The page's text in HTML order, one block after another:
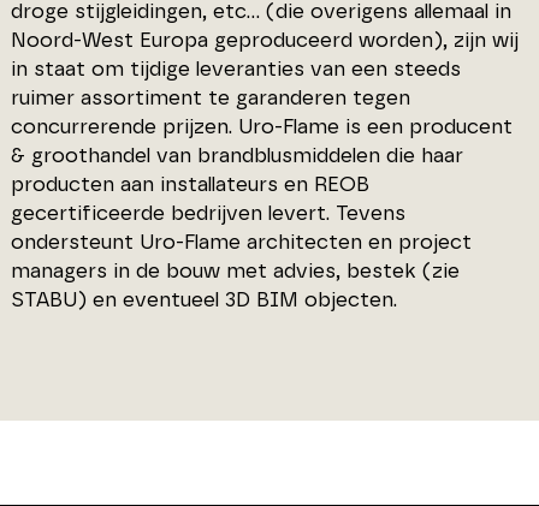
droge stijgleidingen, etc… (die overigens allemaal in
Noord-West Europa geproduceerd worden), zijn wij
in staat om tijdige leveranties van een steeds
ruimer assortiment te garanderen tegen
concurrerende prijzen. Uro-Flame is een producent
& groothandel van brandblusmiddelen die haar
producten aan installateurs en REOB
gecertificeerde bedrijven levert. Tevens
ondersteunt Uro-Flame architecten en project
managers in de bouw met advies, bestek (zie
STABU) en eventueel 3D BIM objecten.